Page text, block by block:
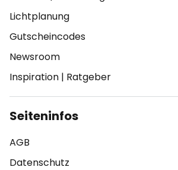
Lichtplanung
Gutscheincodes
Newsroom
Inspiration | Ratgeber
Seiteninfos
AGB
Datenschutz